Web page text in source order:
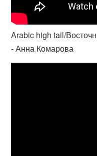
Arabic high tail/
- Анна Комарова